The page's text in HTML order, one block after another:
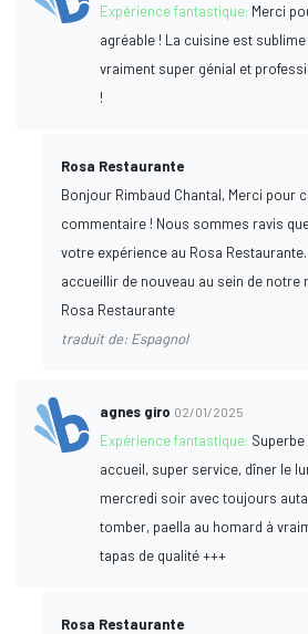
Expérience fantastique: Merci
agréable ! La cuisine est
vraiment super génial et
!
Rosa Restaurante
Bonjour Rimbaud Chantal, Merci pour
commentaire ! Nous sommes ravis
votre expérience au Rosa
accueillir de nouveau au sein de notre
Rosa Restaurante
traduit de: Espagnol
agnes giro 02/01/2025
Expérience fantastique:
accueil, super service, dîner le
mercredi soir avec toujours
tomber, paella au homard à
tapas de qualité +++
Rosa Restaurante